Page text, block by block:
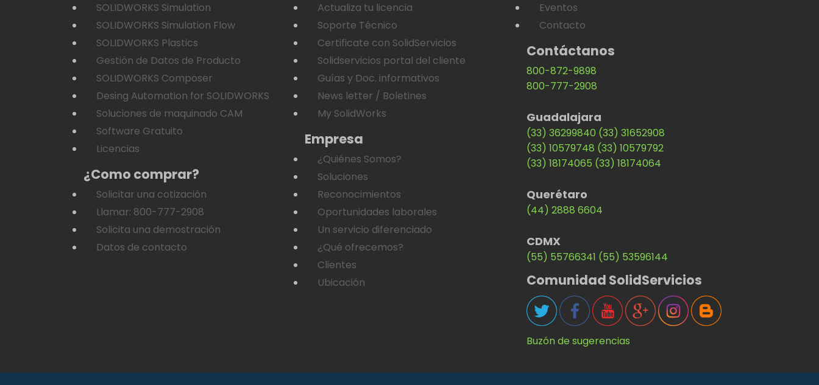
SOLIDWORKS Simulation
SOLIDWORKS Simulation Flow
SOLIDWORKS Plastics
Gestión de Datos de Producto
SOLIDWORKS Composer
Desing Automation for SOLIDWORKS
Soluciones de maquinado CAM
Software Gratuito
Licencias
¿Como comprar?
Solicitar una cotización
Llamar: 800-777-2908
Solicita una demostración
Datos de contacto
Actualiza tu licencia
Soporte Técnico
Certificate con SolidServicios
Solidservicios portal del cliente
Guías y Doc. informativos
News letter / Boletines
My SolidWorks
Empresa
¿Quiénes Somos?
Soluciones
Reconocimientos
Oportunidades laborales
Un servicio diferenciado
¿Qué ofrecemos?
Clientes
Ubicación
Eventos
Contacto
Contáctanos
800-872-9898
800-777-2908
Guadalajara
(33) 36299840 (33) 31652908
(33) 10579748 (33) 10579792
(33) 18174065 (33) 18174064
Querétaro
(44) 2888 6604
CDMX
(55) 55766341 (55) 53596144
Comunidad SolidServicios
Buzón de sugerencias